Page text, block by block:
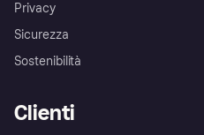
Privacy
Sicurezza
Sostenibilità
Clienti